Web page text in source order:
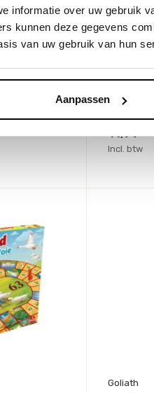
informatie over uw gebruik
kunnen deze gegevens
van uw gebruik van hun
AanpassenNiet op
11,99
Incl. btw
Goliath